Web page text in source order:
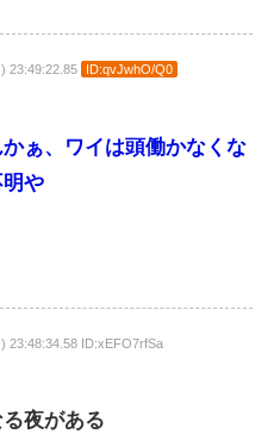
23:49:22.85 ID:qvJwhO/Q0
ぁ、ワイは頭働かなくな
や
23:48:34.58 ID:xEFO7rfSa
夜がある